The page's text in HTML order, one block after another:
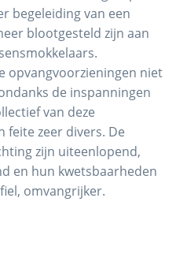
begeleiding van een
blootgesteld zijn aan
opvangvoorzieningen niet
de inspanningen
van deze
feite zeer divers. De
zijn uiteenlopend,
en hun kwetsbaarheden
omvangrijker.